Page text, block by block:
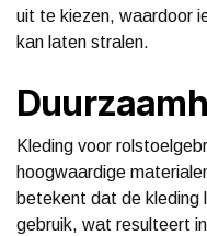
uit te kiezen, waardoor
kan laten stralen.
Kleding voor
hoogwaardige
betekent dat de kleding
gebruik, wat resulteert